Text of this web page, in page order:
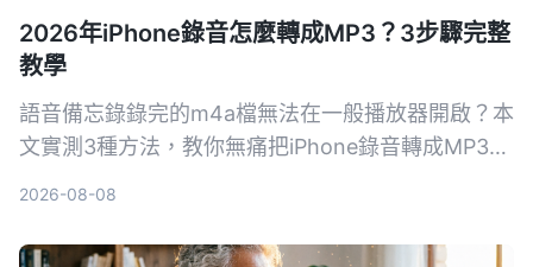
2026年iPhone錄音怎麼轉成MP3？3步驟完整
教學
語音備忘錄錄完的m4a檔無法在一般播放器開啟？本
文實測3種方法，教你無痛把iPhone錄音轉成MP3，
2026-08-08